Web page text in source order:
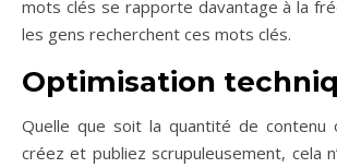
mots clés se rapporte davantage à la
les gens recherchent ces mots clés.
Optimisation
Quelle que soit la quantité de contenu
créez et publiez scrupuleusement, cela